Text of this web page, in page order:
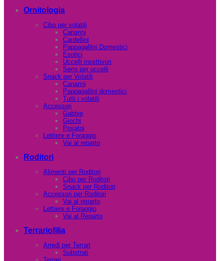
Ornitologia
Cibo per volatili
Canarini
Cardellini
Pappagallini Domestici
Esotici
Uccelli insettivori
Semi per uccelli
Snack per Volatili
Canarini
Pappagallini domestici
Tutti i volatili
Accessori
Gabbie
Giochi
Posatoi
Lettiere e Foraggio
Vai al reparto
Roditori
Alimenti per Roditori
Cibo per Roditori
Snack per Roditori
Accessori per Roditori
Vai al reparto
Lettiere e Foraggio
Vai al Reparto
Terrariofilia
Arredi per Terrari
Substrati